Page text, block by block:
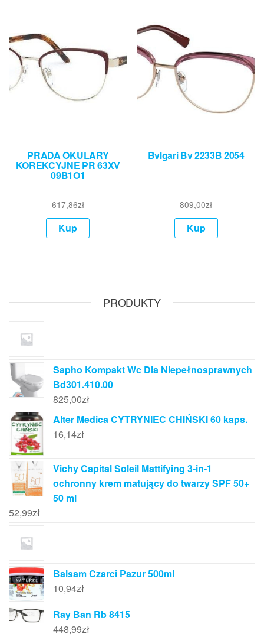
PRADA OKULARY
KOREKCYJNE PR 63XV
09B1O1
617,86zł
Kup
Bvlgari Bv 2233B 2054
809,00zł
Kup
PRODUKTY
Sapho Kompakt Wc Dla Niepełnosprawnych
Bd301.410.00
825,00zł
Alter Medica CYTRYNIEC CHIŃSKI 60 kaps.
16,14zł
Vichy Capital Soleil Mattifying 3-in-1
ochronny krem matujący do twarzy SPF 50+
50 ml
52,99zł
Balsam Czarci Pazur 500ml
10,94zł
Ray Ban Rb 8415
448,99zł